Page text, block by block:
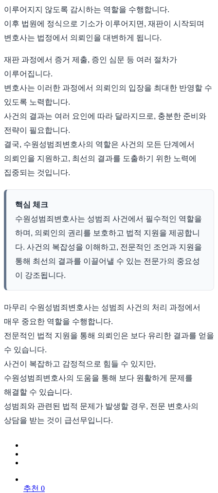
이루어지지 않도록 감시하는 역할을 수행합니다.
이후 법원에 정식으로 기소가 이루어지면, 재판이 시작되며
변호사는 법정에서 의뢰인을 대변하게 됩니다.
재판 과정에서 증거 제출, 증인 심문 등 여러 절차가
이루어집니다.
변호사는 이러한 과정에서 의뢰인의 입장을 최대한 반영할 수
있도록 노력합니다.
사건의 결과는 여러 요인에 따라 달라지므로, 충분한 준비와
전략이 필요합니다.
결국, 수원성범죄변호사의 역할은 사건의 모든 단계에서
의뢰인을 지원하고, 최선의 결과를 도출하기 위한 노력에
집중되는 것입니다.
핵심 체크
수원성범죄변호사는 성범죄 사건에서 필수적인 역할을
하며, 의뢰인의 권리를 보호하고 법적 지원을 제공합니
다. 사건의 복잡성을 이해하고, 전문적인 조언과 지원을
통해 최선의 결과를 이끌어낼 수 있는 전문가의 중요성
이 강조됩니다.
마무리 수원성범죄변호사는 성범죄 사건의 처리 과정에서
매우 중요한 역할을 수행합니다.
전문적인 법적 지원을 통해 의뢰인은 보다 유리한 결과를 얻을
수 있습니다.
사건이 복잡하고 감정적으로 힘들 수 있지만,
수원성범죄변호사의 도움을 통해 보다 원활하게 문제를
해결할 수 있습니다.
성범죄와 관련된 법적 문제가 발생할 경우, 전문 변호사의
상담을 받는 것이 급선무입니다.
추천 0